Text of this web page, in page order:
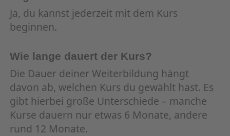
Ja, du kannst jederzeit mit dem Kurs
beginnen.
Wie lange dauert der Kurs?
Die Dauer deiner Weiterbildung hängt
davon ab, welchen Kurs du gewählt hast. Es
gibt hierbei große Unterschiede – manche
Kurse dauern nur etwas 6 Monate, andere
rund 12 Monate.